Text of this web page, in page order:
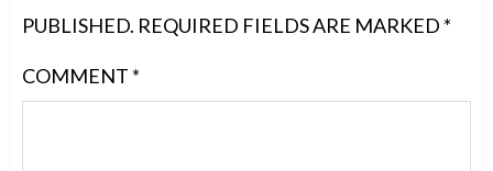
PUBLISHED. REQUIRED FIELDS ARE MARKED *
COMMENT *